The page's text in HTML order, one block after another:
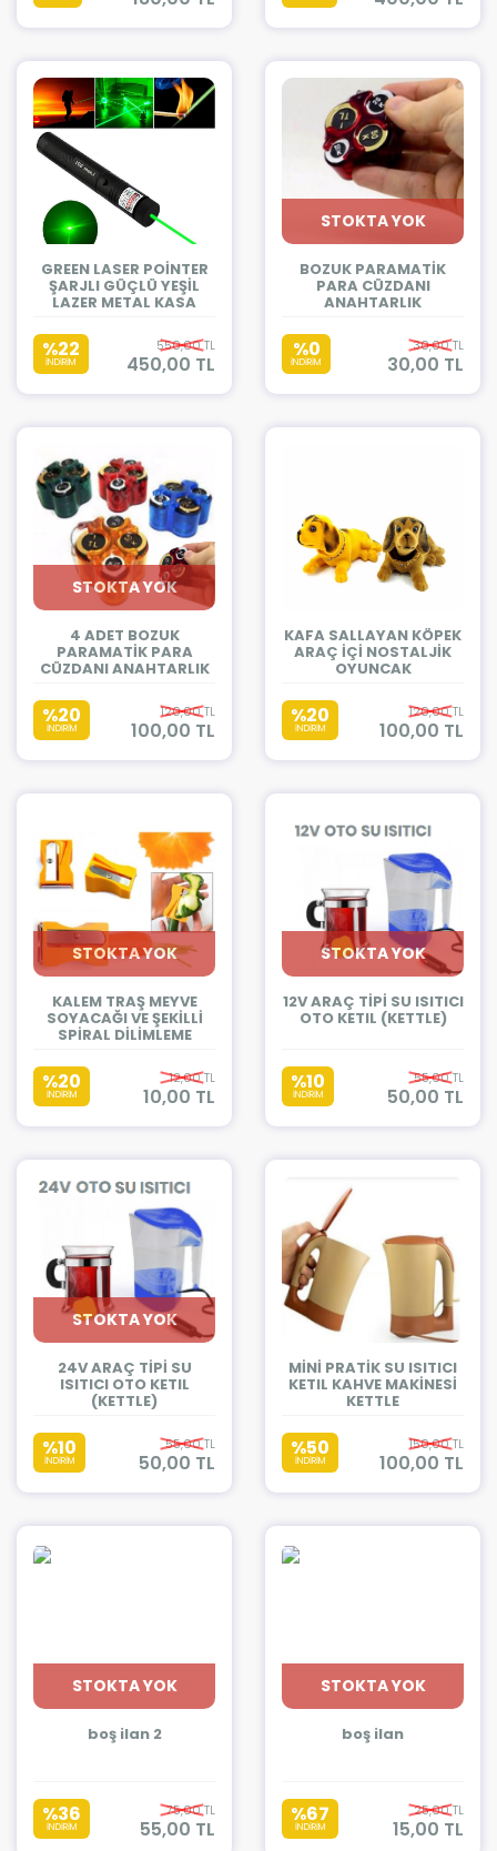
GREEN LASER POİNTER
ŞARJLI GÜÇLÜ YEŞİL
LAZER METAL KASA
%22
İNDİRİM
550,00 TL
450,00 TL
STOKTA YOK
BOZUK PARAMATİK
PARA CÜZDANI
ANAHTARLIK
%0
İNDİRİM
30,00 TL
30,00 TL
STOKTA YOK
4 ADET BOZUK
PARAMATİK PARA
CÜZDANI ANAHTARLIK
%20
İNDİRİM
120,00 TL
100,00 TL
KAFA SALLAYAN KÖPEK
ARAÇ İÇİ NOSTALJİK
OYUNCAK
%20
İNDİRİM
120,00 TL
100,00 TL
STOKTA YOK
KALEM TRAŞ MEYVE
SOYACAĞI VE ŞEKİLLİ
SPİRAL DİLİMLEME
%20
İNDİRİM
12,00 TL
10,00 TL
STOKTA YOK
12V ARAÇ TİPİ SU ISITICI
OTO KETIL (KETTLE)
%10
İNDİRİM
55,00 TL
50,00 TL
STOKTA YOK
24V ARAÇ TİPİ SU
ISITICI OTO KETIL
(KETTLE)
%10
İNDİRİM
55,00 TL
50,00 TL
MİNİ PRATİK SU ISITICI
KETIL KAHVE MAKİNESİ
KETTLE
%50
İNDİRİM
150,00 TL
100,00 TL
STOKTA YOK
boş ilan 2
%36
İNDİRİM
75,00 TL
55,00 TL
STOKTA YOK
boş ilan
%67
İNDİRİM
25,00 TL
15,00 TL